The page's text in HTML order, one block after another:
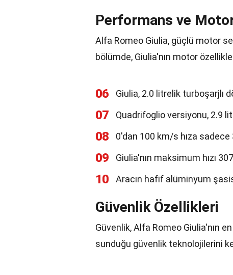
Performans ve
Alfa Romeo Giulia, güçlü motor
bölümde, Giulia'nın motor
06 Giulia, 2.0 litrelik turboşarjlı
07 Quadrifoglio versiyonu, 2.9
08 0'dan 100 km/s hıza
09 Giulia'nın maksimum hızı
10 Aracın hafif alüminyum
Güvenlik Özellikleri
Güvenlik, Alfa Romeo Giulia'nın
sunduğu güvenlik teknolojilerini